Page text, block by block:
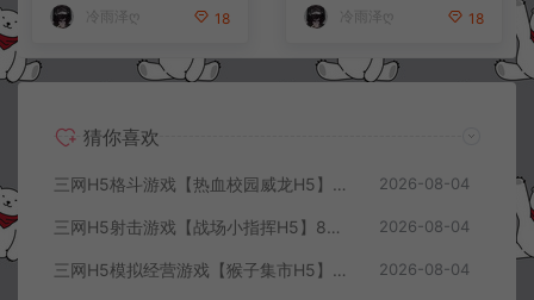
冷雨泽ღ 18 冷雨泽ღ 18
猜你喜欢
三网H5格斗游戏【热血校园威龙H5】8月最新整理Linux手工服务端+Win一键服务端+解压即玩+简易安卓客户端+详细搭建教程 2026-08-04
三网H5射击游戏【战场小指挥H5】8月最新整理Linux手工服务端+Win一键服务端+解压即玩+简易安卓客户端+详细搭建教程 2026-08-04
三网H5模拟经营游戏【猴子集市H5】8月最新整理Linux手工服务端+Win一键服务端+解压即玩+简易安卓客户端+详细搭建教程 2026-08-04